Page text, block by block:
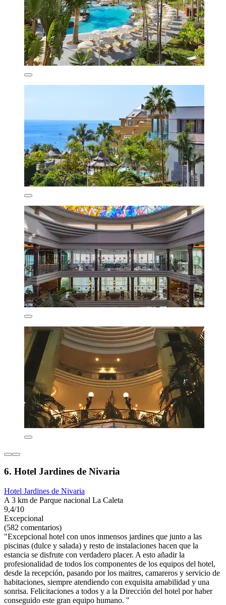
6. Hotel Jardines de Nivaria
Hotel Jardines de Nivaria
A 3 km de Parque nacional La Caleta
9,4/10
Excepcional
(582 comentarios)
"Excepcional hotel con unos inmensos jardines que junto a las
piscinas (dulce y salada) y resto de instalaciones hacen que la
estancia se disfrute con verdadero placer. A esto añadir la
profesionalidad de todos los componentes de los equipos del hotel,
desde la recepción, pasando por los maitres, camareros y servicio de
habitaciones, siempre atendiendo con exquisita amabilidad y una
sonrisa. Felicitaciones a todos y a la Dirección del hotel por haber
conseguido este gran equipo humano. "